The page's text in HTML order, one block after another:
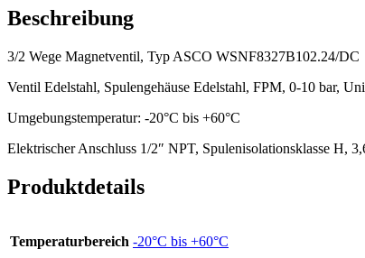
Beschreibung
3/2 Wege Magnetventil, Typ ASCO WSNF8327B102.24/DC
Ventil Edelstahl, Spulengehäuse Edelstahl, FPM, 0-10 bar,
Umgebungstemperatur: -20°C bis +60°C
Elektrischer Anschluss 1/2″ NPT, Spulenisolationsklasse H,
Produktdetails
Temperaturbereich -20°C bis +60°C